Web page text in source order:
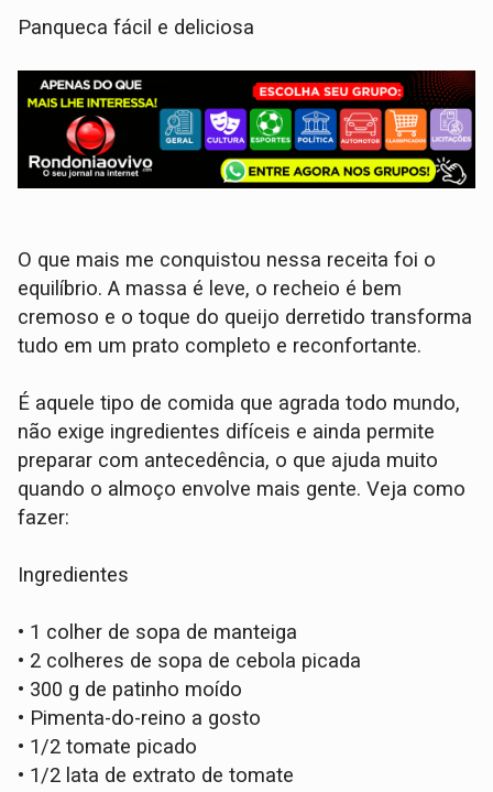
Panqueca fácil e deliciosa
O que mais me conquistou nessa receita foi o
equilíbrio. A massa é leve, o recheio é bem
cremoso e o toque do queijo derretido transforma
tudo em um prato completo e reconfortante.
É aquele tipo de comida que agrada todo mundo,
não exige ingredientes difíceis e ainda permite
preparar com antecedência, o que ajuda muito
quando o almoço envolve mais gente. Veja como
fazer:
Ingredientes
• 1 colher de sopa de manteiga
• 2 colheres de sopa de cebola picada
• 300 g de patinho moído
• Pimenta-do-reino a gosto
• 1/2 tomate picado
• 1/2 lata de extrato de tomate